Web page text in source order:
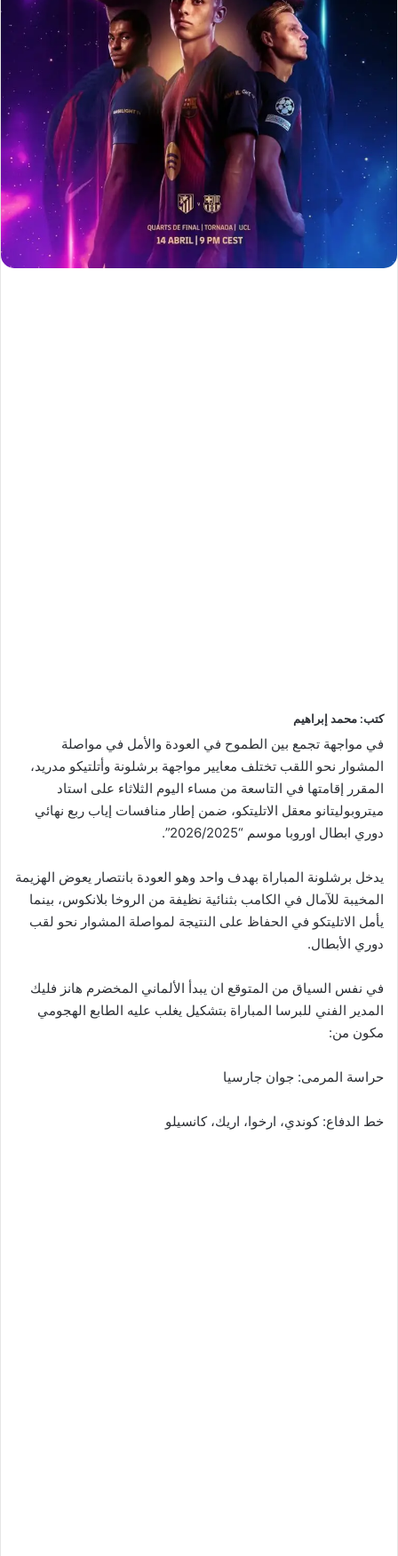
كتب: محمد إبراهيم
في مواجهة تجمع بين الطموح في العودة والأمل في مواصلة
المشوار نحو اللقب تختلف معايير مواجهة برشلونة وأتلتيكو مدريد،
المقرر إقامتها في التاسعة من مساء اليوم الثلاثاء على استاد
ميتروبوليتانو معقل الاتليتكو، ضمن إطار منافسات إياب ربع نهائي
دوري ابطال اوروبا موسم “2026/2025”.
يدخل برشلونة المباراة بهدف واحد وهو العودة بانتصار يعوض الهزيمة
المخيبة للآمال في الكامب بثنائية نظيفة من الروخا بلانكوس، بينما
يأمل الاتليتكو في الحفاظ على النتيجة لمواصلة المشوار نحو لقب
دوري الأبطال.
في نفس السياق من المتوقع ان يبدأ الألماني المخضرم هانز فليك
المدير الفني للبرسا المباراة بتشكيل يغلب عليه الطابع الهجومي
مكون من:
حراسة المرمى: جوان جارسيا
خط الدفاع: كوندي، ارخوا، اريك، كانسيلو